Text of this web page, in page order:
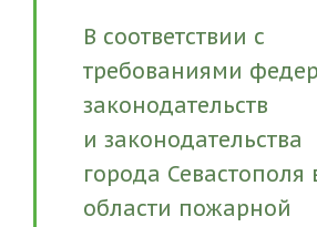
В соответствии с
требованиями
законодательств
и законодательства
города Севастополя
области пожарной